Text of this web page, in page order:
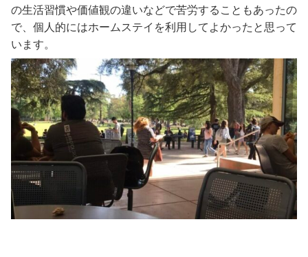
の生活習慣や価値観の違いなどで苦労することもあったの
で、個人的にはホームステイを利用してよかったと思って
います。